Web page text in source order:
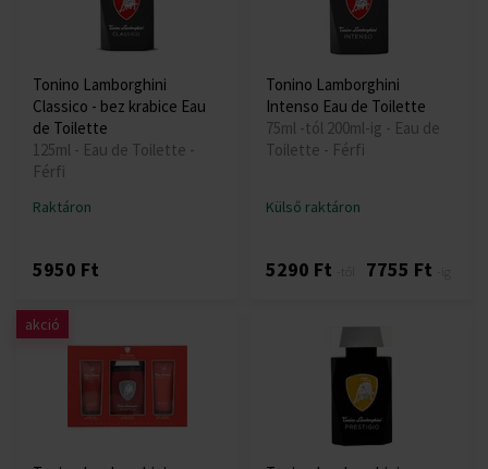
Tonino Lamborghini
Classico - bez krabice Eau
de Toilette
125ml - Eau de Toilette -
Férfi
Raktáron
5950 Ft
Tonino Lamborghini
Intenso Eau de Toilette
75ml -tól 200ml-ig - Eau de
Toilette - Férfi
Külső raktáron
5290 Ft 7755 Ft
akció